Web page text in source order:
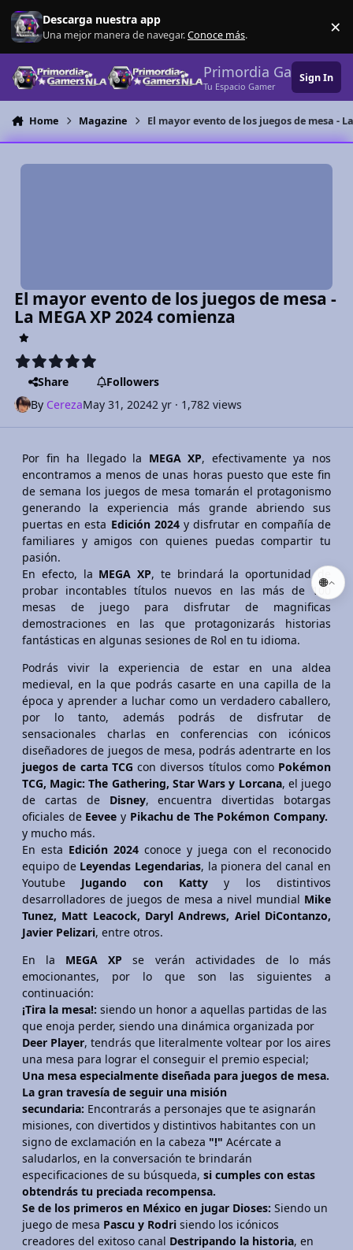
Skip to content
Descarga nuestra app
Una mejor manera de navegar.Conoce más. ×
🌐
Primordia Gamers
Tu Espacio Gamer
Sign In
Home Magazine El mayor evento de los juegos de mesa -
El mayor evento de los juegos de mesa -
La MEGA XP 2024 comienza
Share
Followers
By CerezaMay 31, 20242 yr · 1,782 views
Por fin ha llegado la MEGA XP, efectivamente ya nos
encontramos a menos de unas horas puesto que este fin
de semana los juegos de mesa tomarán el protagonismo
generando la experiencia más grande abriendo sus
puertas en esta Edición 2024y disfrutar en compañía de
familiares y amigos con quienes puedas compartir tu
pasión.
En efecto, la MEGA XP, te brindará la oportunidad de
probar incontables títulos nuevos en las más de 100
mesas de juego para disfrutar de magnificas
demostraciones en las que protagonizarás historias
fantásticas en algunas sesiones de Rol en tu idioma.
Podrás vivir la experiencia de estar en una aldea
medieval, en la que podrás casarte en una capilla de la
época y aprender a luchar como un verdadero caballero,
por lo tanto, además podrás de disfrutar de
sensacionales charlas en conferencias con icónicos
diseñadores de juegos de mesa, podrás adentrarte en los
juegos de carta TCG con diversos títulos comoPokémon
TCG, Magic: The Gathering, Star Wars y Lorcana, el juego
de cartas deDisney, encuentra divertidas botargas
oficiales de Eevee y Pikachu de The Pokémon Company.
y mucho más.
En esta Edición 2024 conoce y juega con el reconocido
equipo de Leyendas Legendarias, la pionera del canal en
Youtube Jugando con Katty y los distintivos
desarrolladores de juegos de mesa a nivel mundial Mike
Tunez, Matt Leacock, Daryl Andrews, Ariel DiContanzo,
Javier Pelizari, entre otros.
En la MEGA XP se verán actividades de lo más
emocionantes, por lo que son las siguientes a
continuación:
¡Tira la mesa!: siendo un honor a aquellas partidas de las
que enoja perder, siendo una dinámica organizada por
Deer Player, tendrás que literalmente voltear por los aires
una mesa para lograr el conseguir el premio especial;
Una mesa especialmente diseñada para juegos de mesa.
La gran travesía de seguir una misión
secundaria: Encontrarás a personajes que te asignarán
misiones, con divertidos y distintivos habitantes con un
signo de exclamación en la cabeza "!" Acércate a
saludarlos, en la conversación te brindarán
especificaciones de su búsqueda, si cumples con estas
obtendrás tu preciada recompensa.
Se de los primeros en México en jugar Dioses: Siendo un
juego de mesa Pascu y Rodri siendo los icónicos
creadores del exitoso canal Destripando la historia, en